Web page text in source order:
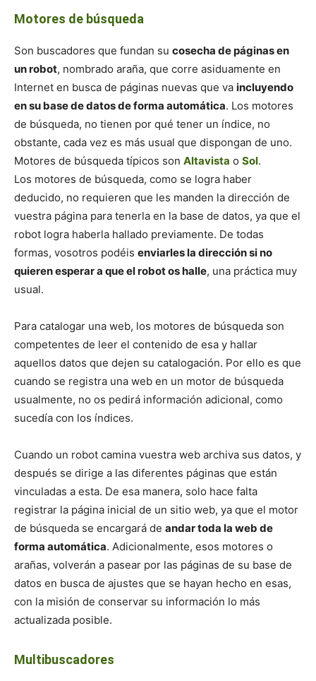
Motores de búsqueda
Son buscadores que fundan su cosecha de páginas en
un robot, nombrado araña, que corre asiduamente en
Internet en busca de páginas nuevas que va incluyendo
en su base de datos de forma automática. Los motores
de búsqueda, no tienen por qué tener un índice, no
obstante, cada vez es más usual que dispongan de uno.
Motores de búsqueda típicos son Altavista o Sol.
Los motores de búsqueda, como se logra haber
deducido, no requieren que les manden la dirección de
vuestra página para tenerla en la base de datos, ya que el
robot logra haberla hallado previamente. De todas
formas, vosotros podéis enviarles la dirección si no
quieren esperar a que el robot os halle, una práctica muy
usual.
Para catalogar una web, los motores de búsqueda son
competentes de leer el contenido de esa y hallar
aquellos datos que dejen su catalogación. Por ello es que
cuando se registra una web en un motor de búsqueda
usualmente, no os pedirá información adicional, como
sucedía con los índices.
Cuando un robot camina vuestra web archiva sus datos, y
después se dirige a las diferentes páginas que están
vinculadas a esta. De esa manera, solo hace falta
registrar la página inicial de un sitio web, ya que el motor
de búsqueda se encargará de andar toda la web de
forma automática. Adicionalmente, esos motores o
arañas, volverán a pasear por las páginas de su base de
datos en busca de ajustes que se hayan hecho en esas,
con la misión de conservar su información lo más
actualizada posible.
Multibuscadores